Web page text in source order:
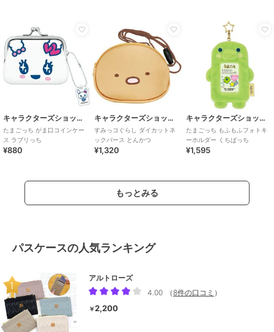
キャラクターズショップ ラフラフ
たまごっち がま口コインケー
ス ラブリっち
¥880
キャラクターズショップ ラフラフ
すみっコぐらし ダイカットネ
ックパース とんかつ
¥1,320
キャラクターズショップ ラフラフ
たまごっち もふもふフォトキ
ーホルダー くちぱっち
¥1,595
もっとみる
パスケースの人気ランキング
アルトローズ
4.00
（8件の口コミ ）
￥2,200